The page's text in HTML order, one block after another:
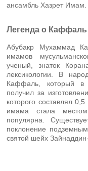
ансамбль Хазрет Имам.
Легенда о
Абубакр Мухаммад
имамов
ученый, знаток
лексикологии. В
Каффаль, который в
получил за
которого составлял
имама стала
популярна.
поклонение
святой шейх